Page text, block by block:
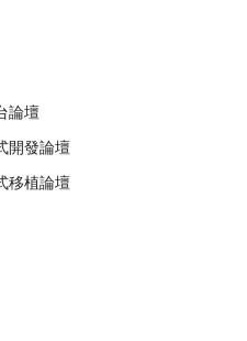
論壇
開發論壇
移植論壇